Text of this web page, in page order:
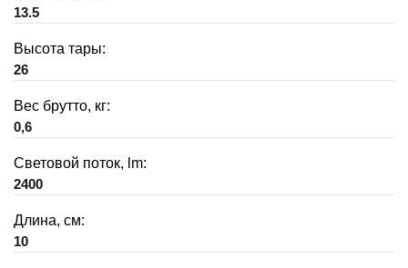
13.5
Высота тары:
26
Вес брутто, кг:
0,6
Световой поток, lm:
2400
Длина, см:
10